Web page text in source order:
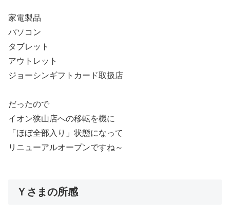
家電製品
パソコン
タブレット
アウトレット
ジョーシンギフトカード取扱店
だったので
イオン狭山店への移転を機に
「ほぼ全部入り」状態になって
リニューアルオープンですね～
Ｙさまの所感